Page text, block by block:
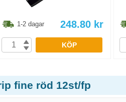
1-2 dagar 248.80 kr
KÖP
fine röd 12st/fp